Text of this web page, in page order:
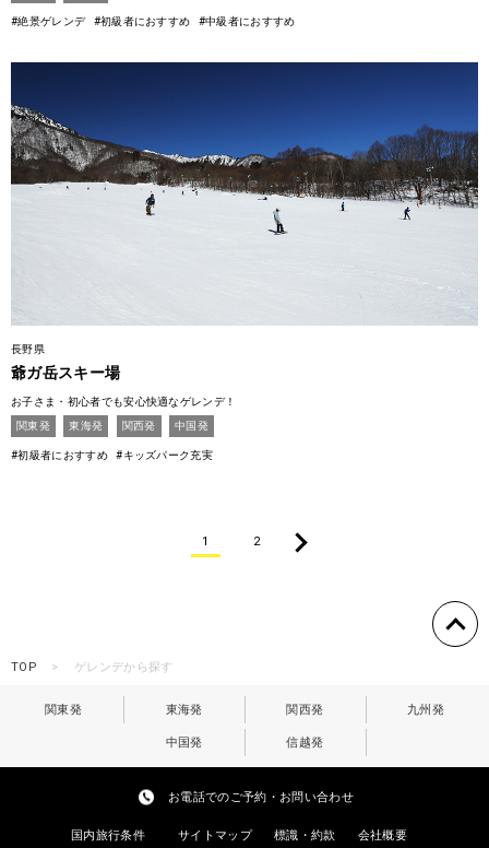
#絶景ゲレンデ #初級者におすすめ #中級者におすすめ
長野県
爺ガ岳スキー場
お子さま・初心者でも安心快適なゲレンデ！
関東発
東海発 関西発 中国発
#初級者におすすめ #キッズパーク充実
1 2
TOP ゲレンデから探す
関東発 東海発 関西発 九州発
中国発 信越発
お電話でのご予約・お問い合わせ
国内旅行条件 サイトマップ 標識・約款
会社概要